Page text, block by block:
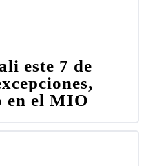
este 7 de
en el MIO